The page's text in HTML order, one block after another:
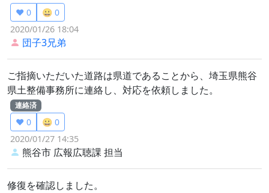
❤️ 0
😀 0
2020/01/26 18:04
団子3兄弟
ご指摘いただいた道路は県道であることから、埼玉県熊谷
県土整備事務所に連絡し、対応を依頼しました。
連絡済
❤️ 0
😀 0
2020/01/27 14:35
熊谷市 広報広聴課 担当
修復を確認しました。